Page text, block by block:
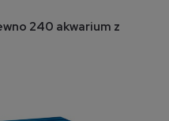
koszyka
240 akwarium z